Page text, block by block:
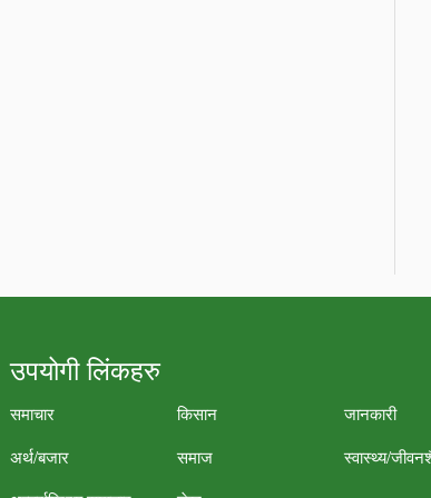
उपयोगी लिंकहरु
समाचार किसान
जानकारी
अर्थ/बजार
समाज
स्वास्थ्य/